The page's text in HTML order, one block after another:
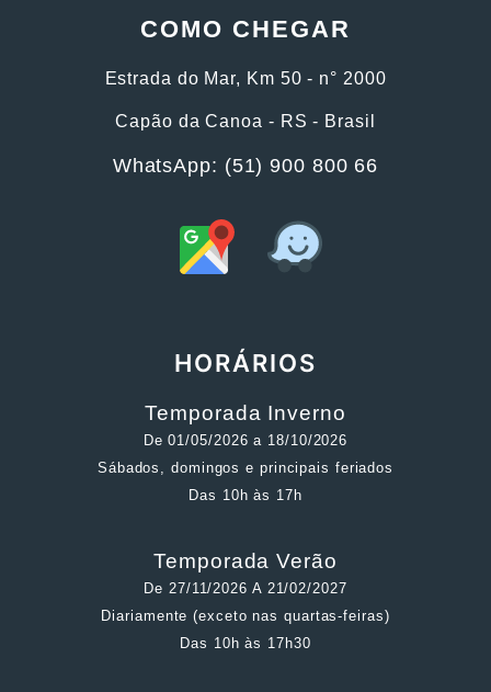
COMO CHEGAR
Estrada do Mar, Km 50 - n° 2000
Capão da Canoa - RS - Brasil
WhatsApp: (51) 900 800 66
HORÁRIOS
Temporada Inverno
De 01/05/2026 a 18/10/2026
Sábados, domingos e principais feriados
Das 10h às 17h
Temporada Verão
De 27/11/2026 A 21/02/2027
Diariamente (exceto nas quartas-feiras)
Das 10h às 17h30